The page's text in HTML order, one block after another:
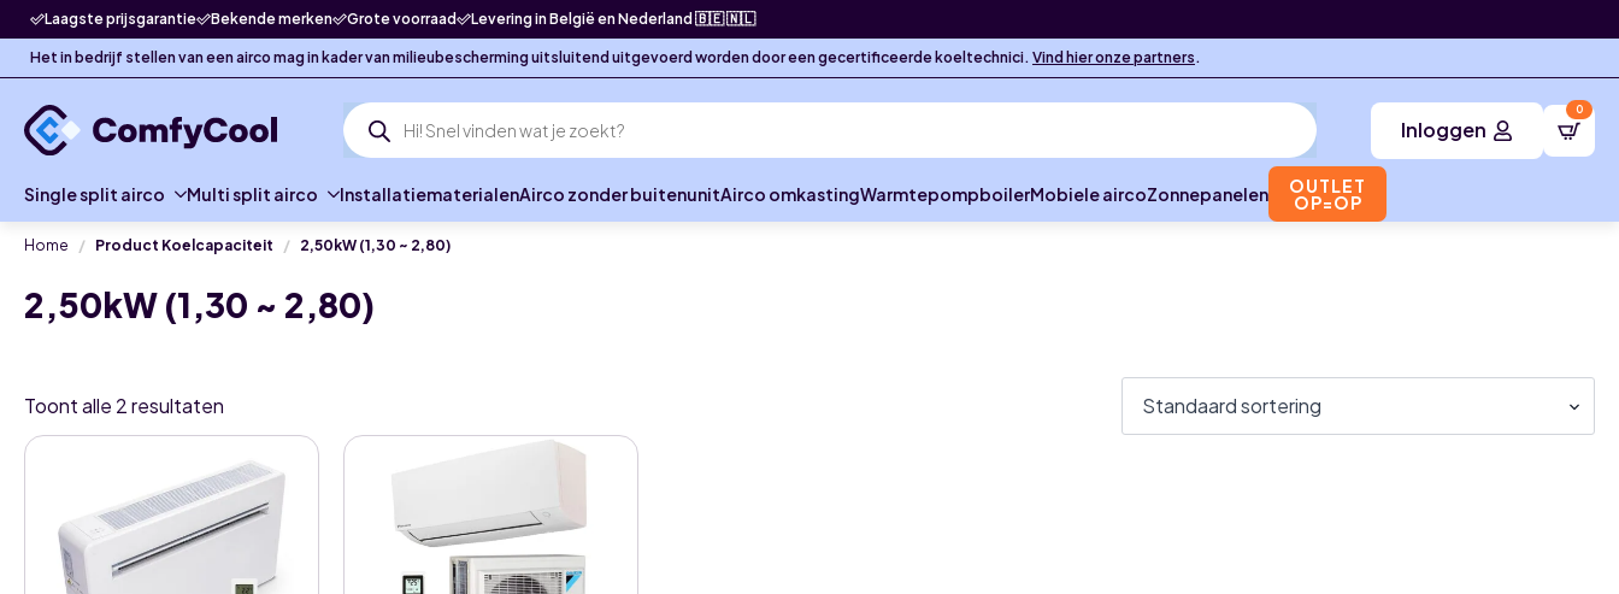
Laagste prijsgarantie Bekende merken Grote voorraad Levering in België en Nederland 🇧🇪 🇳🇱
Het in bedrijf stellen van een airco mag in kader van milieubescherming uitsluitend uitgevoerd worden door een gecertificeerde koeltechnici. Vind hier onze partners.
Producten
zoeken Inloggen
0
Single split airco Multi split airco InstallatiematerialenAirco zonder buitenunitAirco omkastingWarmtepompboilerMobiele aircoZonnepanelen OUTLET
OP=OP
Home Product Koelcapaciteit 2,50kW (1,30 ~ 2,80)
2,50kW (1,30 ~ 2,80)
Toont alle 2 resultaten